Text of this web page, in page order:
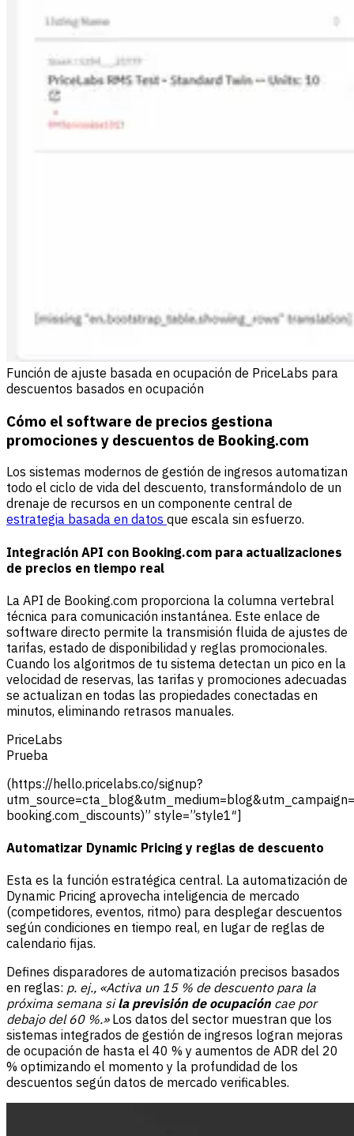
Función de ajuste basada en ocupación de PriceLabs para
descuentos basados en ocupación
Cómo el software de precios gestiona
promociones y descuentos de Booking.com
Los sistemas modernos de gestión de ingresos automatizan
todo el ciclo de vida del descuento, transformándolo de un
drenaje de recursos en un componente central de
estrategia basada en datos que escala sin esfuerzo.
Integración API con Booking.com para actualizaciones
de precios en tiempo real
La API de Booking.com proporciona la columna vertebral
técnica para comunicación instantánea. Este enlace de
software directo permite la transmisión fluida de ajustes de
tarifas, estado de disponibilidad y reglas promocionales.
Cuando los algoritmos de tu sistema detectan un pico en la
velocidad de reservas, las tarifas y promociones adecuadas
se actualizan en todas las propiedades conectadas en
minutos, eliminando retrasos manuales.
PriceLabs
Prueba
(https://hello.pricelabs.co/signup?
booking.com_discounts)” style=”style1″]
Automatizar Dynamic Pricing y reglas de descuento
Esta es la función estratégica central. La automatización de
Dynamic Pricing aprovecha inteligencia de mercado
(competidores, eventos, ritmo) para desplegar descuentos
según condiciones en tiempo real, en lugar de reglas de
calendario fijas.
Defines disparadores de automatización precisos basados
en reglas: p. ej., «Activa un 15 % de descuento para la
próxima semana sila previsión de ocupación cae por
debajo del 60 %.»Los datos del sector muestran que los
sistemas integrados de gestión de ingresos logran mejoras
de ocupación de hasta el 40 % y aumentos de ADR del 20
% optimizando el momento y la profundidad de los
descuentos según datos de mercado verificables.